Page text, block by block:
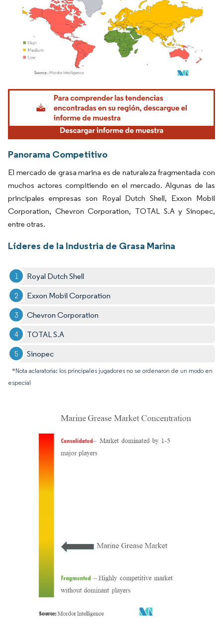
Imagen © Mordor Intelligence. El uso requiere atribución según CC BY 4.0.
Panorama Competitivo
El mercado de grasa marina es de naturaleza fragmentada con
muchos actores compitiendo en el mercado. Algunas de las
principales empresas son Royal Dutch Shell, Exxon Mobil
Corporation, Chevron Corporation, TOTAL S.A y Sinopec,
entre otras.
Líderes de la Industria de Grasa Marina
Royal Dutch Shell
Exxon Mobil Corporation
Chevron Corporation
TOTAL S.A
Sinopec
*Nota aclaratoria: los principales jugadores no se ordenaron de un modo en
especial